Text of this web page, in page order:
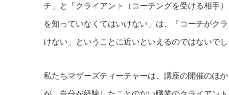
チ」と「クライアント（コーチングを受ける相手
を知っていなくてはいけない」は、「コーチがク
けない」ということに近いといえるのではないでし
私たちマザーズティーチャーは、講座の開催のほ